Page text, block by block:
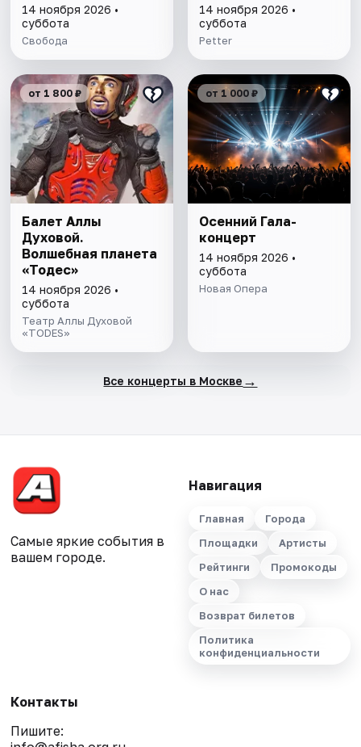
14 ноября 2026 •
суббота
Свобода
14 ноября 2026 •
суббота
Petter
от 1 800 ₽
Балет Аллы
Духовой.
Волшебная планета
«Тодес»
14 ноября 2026 •
суббота
Театр Аллы Духовой
«TODES»
от 1 000 ₽
Осенний Гала-
концерт
14 ноября 2026 •
суббота
Новая Опера
Все концерты в Москве →
Самые яркие события в
вашем городе.
Навигация
Главная
Города
Площадки
Артисты
Рейтинги
Промокоды
О нас
Возврат билетов
Политика
конфиденциальности
Контакты
Пишите: